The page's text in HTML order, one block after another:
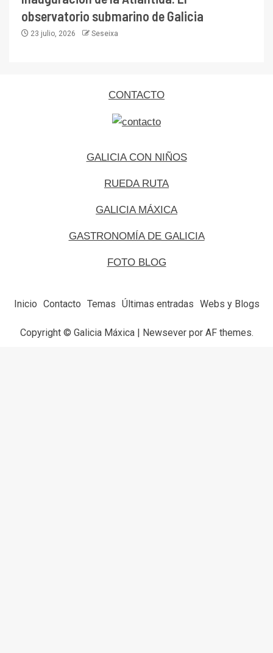
observatorio submarino de Galicia
23 julio, 2026 Seseixa
CONTACTO
GALICIA CON NIÑOS
RUEDA RUTA
GALICIA MÁXICA
GASTRONOMÍA DE GALICIA
FOTO BLOG
Inicio Contacto Temas Últimas entradas Webs y Blogs
Copyright © Galicia Máxica | Newseverpor AF themes.